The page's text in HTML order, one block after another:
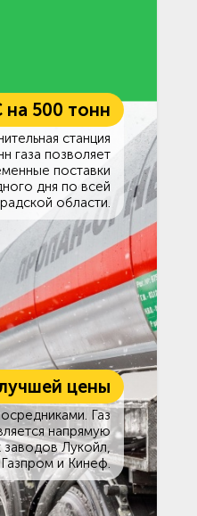
на 500 тонн
станция
газа позволяет
поставки
дня по всей
области.
цены
Газ
напрямую
Лукойл,
Газпром и Кинеф.